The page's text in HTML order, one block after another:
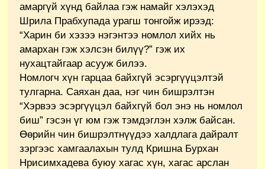
амаргүй хүнд байлаа гэж намайг хэлэхэд
Шрила Прабхупада урагш тонгойж ирээд:
“Харин би хэзээ нэгэнтээ номлол хийх нь
амархан гэж хэлсэн билүү?” гэж их
нухацтайгаар асууж билээ.
Номлогч хүн гарцаа байхгүй эсэргүүцэлтэй
тулгарна. Саяхан даа, нэг чин бишрэлтэн
“Хэрвээ эсэргүүцэл байхгүй бол энэ нь номлол
биш” гэсэн үг юм гэж тэмдэглэн хэлж байсан.
Өөрийн чин бишрэлтнүүдээ халдлага дайралт
зэргээс хамгаалахын тулд Кришна Бурхан
Нрисимхадева буюу хагас хүн, хагас арслан